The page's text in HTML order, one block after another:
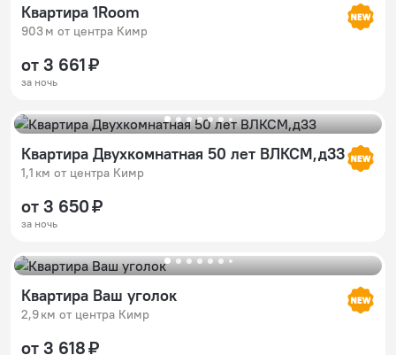
Квартира 1Room
903 м от центра Кимр
от 3 661 ₽
за ночь
Квартира Двухкомнатная 50 лет ВЛКСМ,д33
1,1 км от центра Кимр
от 3 650 ₽
за ночь
Квартира Ваш уголок
2,9 км от центра Кимр
от 3 618 ₽